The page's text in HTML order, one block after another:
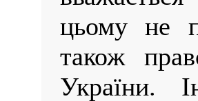
цьому не
також
України.